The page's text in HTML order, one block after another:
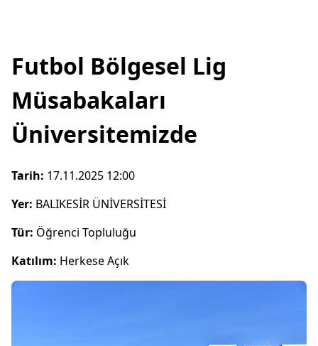
Futbol Bölgesel Lig
Müsabakaları
Üniversitemizde
Tarih: 17.11.2025 12:00
Yer: BALIKESİR ÜNİVERSİTESİ
Tür: Öğrenci Topluluğu
Katılım: Herkese Açık